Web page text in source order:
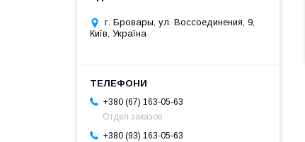
г. Бровары, ул. Воссоединения, 9,
Київ, Україна
+380 (67) 163-05-63
Отдел заказов
+380 (93) 163-05-63